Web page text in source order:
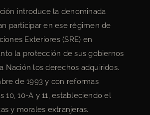
introduce la denominada
participar en ese régimen de
Exteriores (SRE) en
la protección de sus gobiernos
Nación los derechos adquiridos.
de 1993 y con reformas
10-A y 11, estableciendo el
y morales extranjeras.